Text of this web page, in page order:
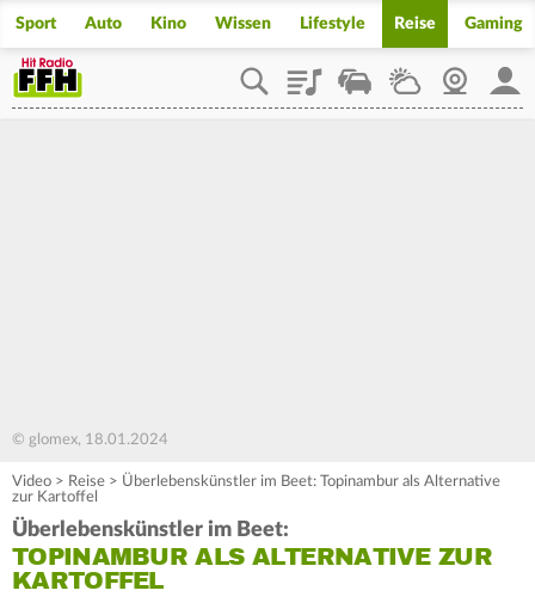
Sport Auto Kino Wissen Lifestyle Reise Gaming
PlaylistStaupilotWetterWebcam
© glomex, 18.01.2024
Video > Reise > Überlebenskünstler im Beet: Topinambur als Alternative
zur Kartoffel
Überlebenskünstler im Beet:
TOPINAMBUR ALS ALTERNATIVE ZUR
KARTOFFEL